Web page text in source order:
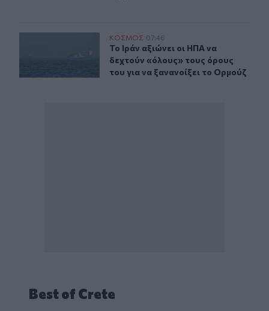
Το Ιράν αξιώνει οι ΗΠΑ να δεχτούν «όλους» τους
ΚΟΣΜΟΣ 07:46
Το Ιράν αξιώνει οι ΗΠΑ να
Το Ιράν αξιώνει οι ΗΠΑ να
δεχτούν «όλους» τους όρους
του για να ξανανοίξει το Ορμούζ
Best of Crete